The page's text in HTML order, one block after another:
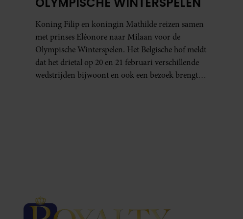
Koning Filip en koningin Mathilde reizen samen
met prinses Eléonore naar Milaan voor de
Olympische Winterspelen. Het Belgische hof meldt
dat het drietal op 20 en 21 februari verschillende
wedstrijden bijwoont en ook een bezoek brengt